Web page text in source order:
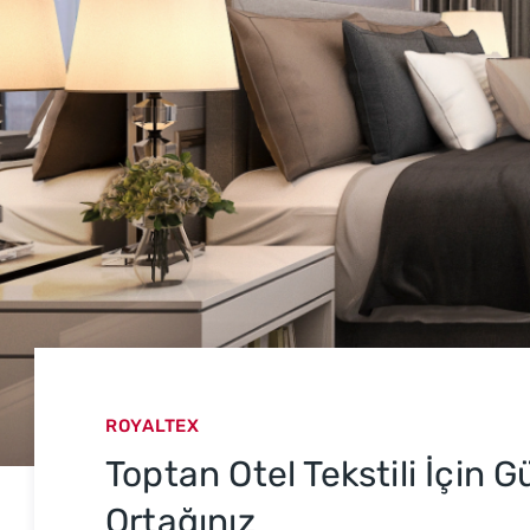
ROYALTEX
Toptan Otel Tekstili İçin